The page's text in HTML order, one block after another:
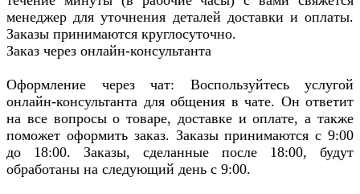
менеджер для уточнения деталей доставки и оплаты.
Заказы принимаются круглосуточно.
Заказ через онлайн-консультанта
Оформление через чат: Воспользуйтесь услугой
онлайн-консультанта для общения в чате. Он ответит
на все вопросы о товаре, доставке и оплате, а также
поможет оформить заказ. Заказы принимаются с 9:00
до 18:00. Заказы, сделанные после 18:00, будут
обработаны на следующий день с 9:00.